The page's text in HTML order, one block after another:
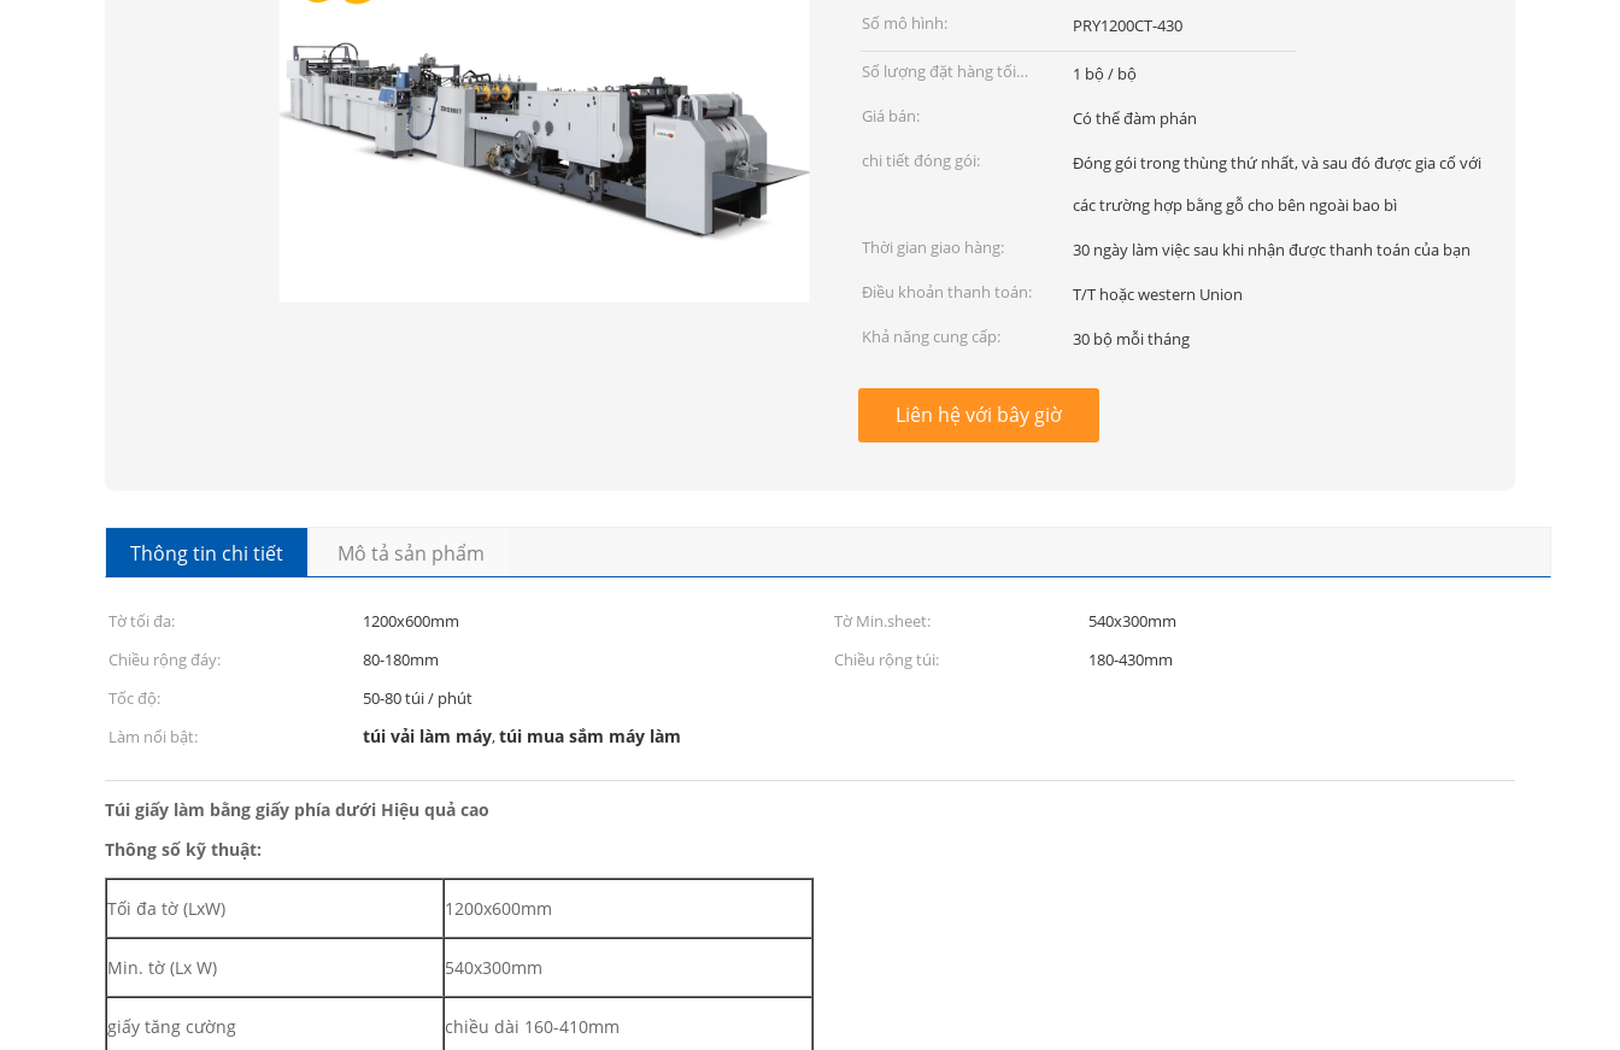
Số mô hình:
PRY1200CT-430
Số lượng đặt hàng tối
thiểu:
1 bộ / bộ
Giá bán:
Có thể đàm phán
chi tiết đóng gói:
Đóng gói trong thùng thứ nhất, và sau đó được gia cố với
các trường hợp bằng gỗ cho bên ngoài bao bì
Thời gian giao hàng:
30 ngày làm việc sau khi nhận được thanh toán của bạn
Điều khoản thanh toán:
T/T hoặc western Union
Khả năng cung cấp:
30 bộ mỗi tháng
Liên hệ với bây giờ
Thông tin chi tiết Mô tả sản phẩm
Tờ tối đa: 1200x600mm Tờ Min.sheet:
540x300mm
Chiều rộng đáy:
80-180mm Chiều rộng túi:
180-430mm
Tốc độ:
50-80 túi / phút
Làm nổi bật:
túi vải làm máy,túi mua sắm máy làm
Túi giấy làm bằng giấy phía dưới Hiệu quả cao
Thông số kỹ thuật:
Tối đa tờ (LxW) 1200x600mm
Min. tờ (Lx W) 540x300mm
giấy tăng cường chiều dài 160-410mm